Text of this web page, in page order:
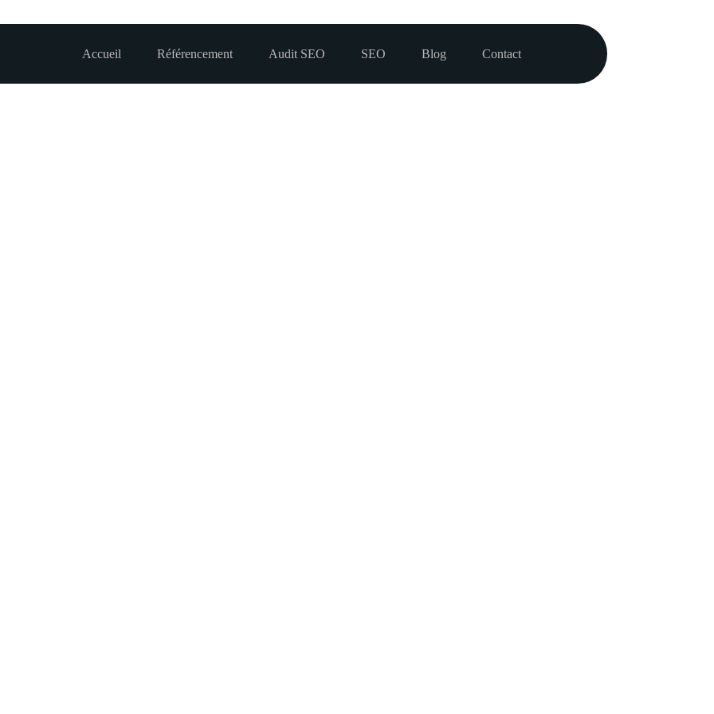
Accueil
Référencement Audit SEO SEO Blog Contact